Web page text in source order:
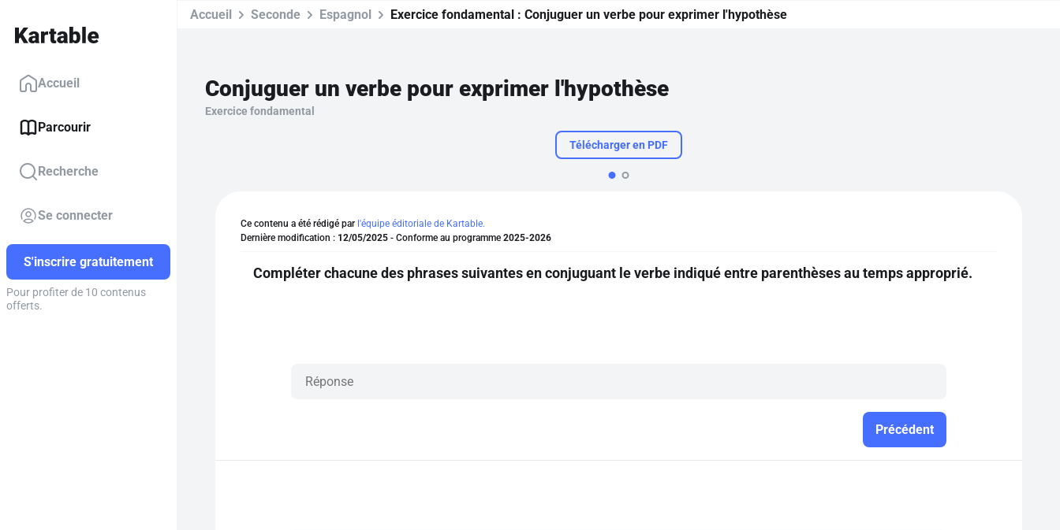
Accueil
Parcourir
Recherche
Se connecter
S'inscrire gratuitement
Pour profiter de 10 contenus
offerts.
Accueil Seconde Espagnol Exercice fondamental : Conjuguer un verbe pour exprimer l'hypothèse
Conjuguer un verbe pour exprimer l'hypothèse
Exercice fondamental
Télécharger en PDF
Ce contenu a été rédigé par l'équipe éditoriale de Kartable.
Dernière modification : 12/05/2025 - Conforme au programme 2025-2026
Compléter chacune des phrases suivantes en conjuguant le verbe indiqué entre parenthèses au temps approprié.
Précédent